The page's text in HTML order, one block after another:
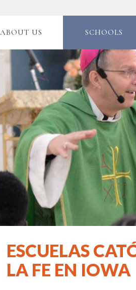
ABOUT US SCHOOLS
ESCUELAS
LA FE EN IOWA